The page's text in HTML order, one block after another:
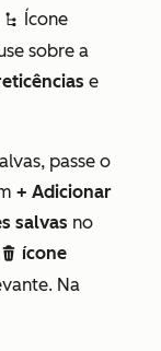
siteTreeIcon Ícone
sobre a
e
passe o
+ Adicionar
salvas no
delete ícone
Na